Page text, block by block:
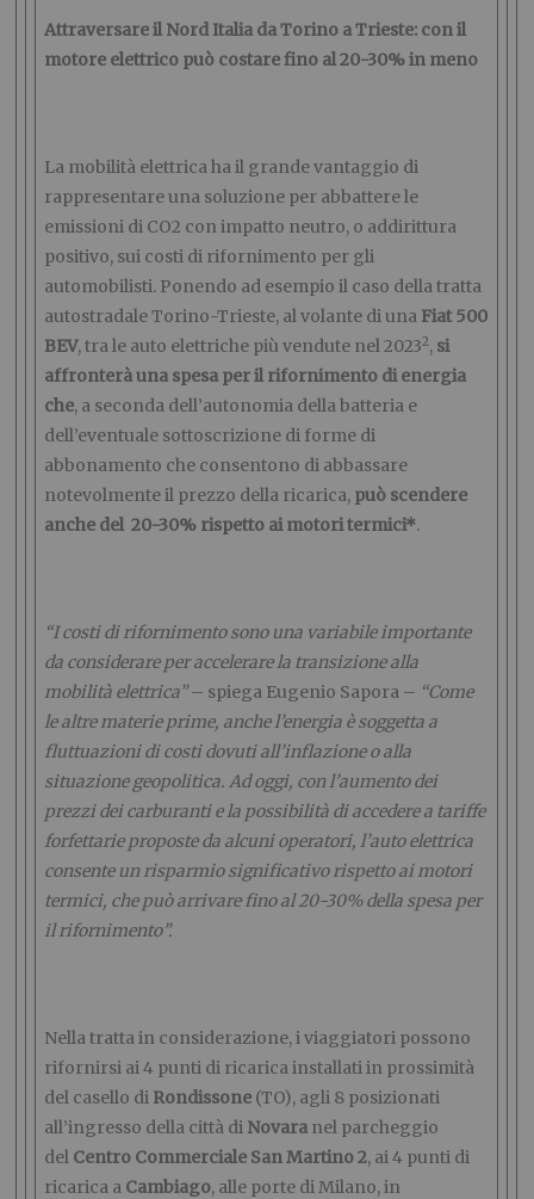
Attraversare il Nord Italia da Torino a Trieste: con il
motore elettrico può costare fino al 20-30% in meno
La mobilità elettrica ha il grande vantaggio di
rappresentare una soluzione per abbattere le
emissioni di CO2 con impatto neutro, o addirittura
positivo, sui costi di rifornimento per gli
automobilisti. Ponendo ad esempio il caso della tratta
autostradale Torino-Trieste, al volante di una Fiat 500
BEV, tra le auto elettriche più vendute nel 20232, si
affronterà una spesa per il rifornimento di energia
che, a seconda dell’autonomia della batteria e
dell’eventuale sottoscrizione di forme di
abbonamento che consentono di abbassare
notevolmente il prezzo della ricarica, può scendere
anche del 20-30% rispetto ai motori termici*.
“I costi di rifornimento sono una variabile importante
da considerare per accelerare la transizione alla
mobilità elettrica”– spiega Eugenio Sapora – “Come
le altre materie prime, anche l’energia è soggetta a
fluttuazioni di costi dovuti all’inflazione o alla
situazione geopolitica. Ad oggi, con l’aumento dei
prezzi dei carburanti e la possibilità di accedere a tariffe
forfettarie proposte da alcuni operatori, l’auto elettrica
consente un risparmio significativo rispetto ai motori
termici, che può arrivare fino al 20-30% della spesa per
il rifornimento”.
Nella tratta in considerazione, i viaggiatori possono
rifornirsi ai 4 punti di ricarica installati in prossimità
del casello di Rondissone (TO), agli 8 posizionati
all’ingresso della città di Novara nel parcheggio
del Centro Commerciale San Martino 2, ai 4 punti di
ricarica a Cambiago, alle porte di Milano, in